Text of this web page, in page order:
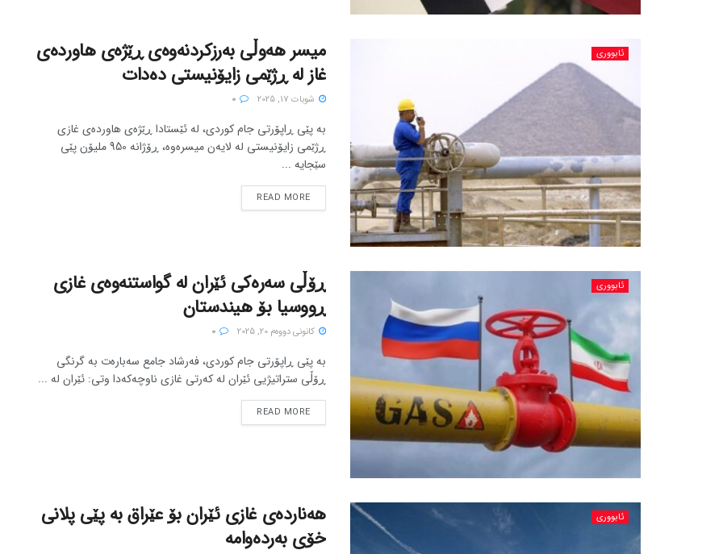
ئابووری
میسر هەوڵی بەرزکردنەوەی ڕێژەی هاوردەی
غاز لە ڕژێمی زایۆنیستی دەدات
شوبات 17, 2025
بە پێی ڕاپۆرتی جام کوردی، لە ئێستادا ڕێژەی هاوردەی غازی
ڕژێمی زایۆنیستی لە لایەن میسرەوە، ڕۆژانە 950 ملیۆن پێی
سێجایە ...
READ MORE
ئابووری
ڕۆڵی سەرەکی ئێران لە گواستنەوەی غازی
ڕووسیا بۆ هیندستان
كانونی دووه‌م 20, 2025
بە پێی ڕاپۆرتی جام کوردی، فەرشاد جامع سەبارەت بە گرنگی
ڕۆڵی ستراتیژیی ئێران لە کەرتی غازی ناوچەکەدا وتی: ئێران لە ...
READ MORE
ئابووری
هەناردەی غازی ئێران بۆ عێراق بە پێی پلانی
خۆی بەردەوامە